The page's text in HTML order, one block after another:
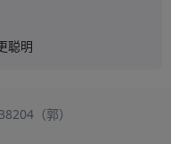
聪明
（郭）